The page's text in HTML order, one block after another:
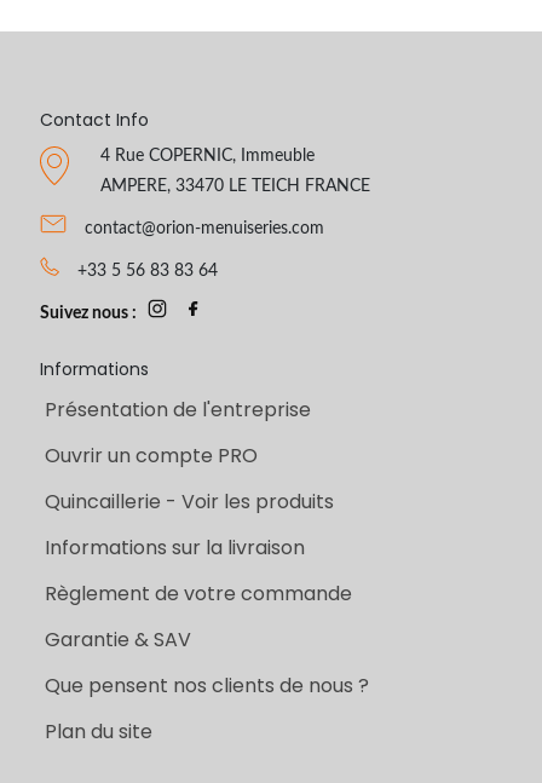
Contact Info
4 Rue COPERNIC, Immeuble
AMPERE, 33470 LE TEICH FRANCE
contact@orion-menuiseries.com
+33 5 56 83 83 64
Suivez nous :
Informations
Présentation de l'entreprise
Ouvrir un compte PRO
Quincaillerie - Voir les produits
Informations sur la livraison
Règlement de votre commande
Garantie & SAV
Que pensent nos clients de nous ?
Plan du site